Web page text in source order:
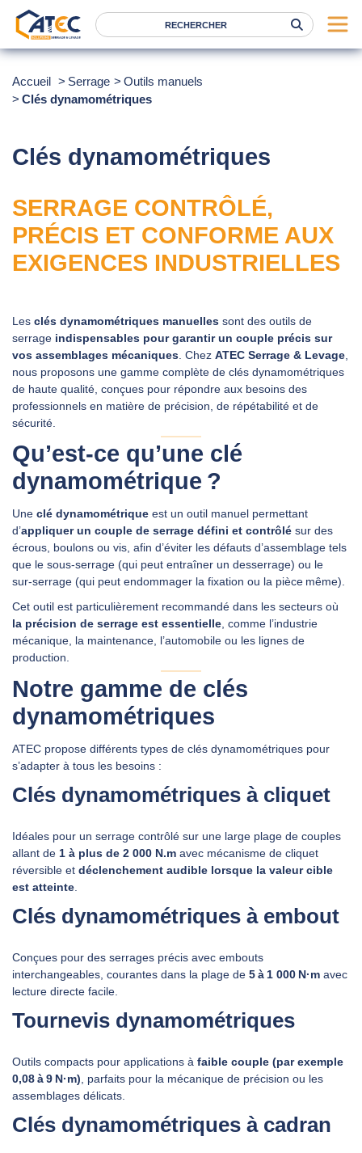
Marques
Nos agences
Atec
FAQ
RSE
DEMANDER UN DEVIS
Accueil Serrage
Outils manuels
Clés dynamométriques
Clés dynamométriques
SERRAGE CONTRÔLÉ,
PRÉCIS ET CONFORME AUX
EXIGENCES INDUSTRIELLES
Les clés dynamométriques manuelles sont des outils de
serrage indispensables pour garantir un couple précis sur
vos assemblages mécaniques . Chez ATEC Serrage & Levage
nous proposons une gamme complète de clés dynamométriques
de haute qualité, conçues pour répondre aux besoins des
professionnels en matière de précision, de répétabilité et de
sécurité.
Qu’est‑ce qu’une clé
dynamométrique ?
Une clé dynamométrique est un outil manuel permettant
d’appliquer un couple de serrage défini et contrôlé sur des
écrous, boulons ou vis, afin d’éviter les défauts d’assemblage tels
que le sous‑serrage (qui peut entraîner un desserrage) ou le
sur‑serrage (qui peut endommager la fixation ou la pièce même).
Cet outil est particulièrement recommandé dans les secteurs où
la précision de serrage est essentielle, comme l’industrie
mécanique, la maintenance, l’automobile ou les lignes de
production.
Notre gamme de clés
dynamométriques
ATEC propose différents types de clés dynamométriques pour
s’adapter à tous les besoins :
Clés dynamométriques à cliquet
Idéales pour un serrage contrôlé sur une large plage de couples
allant de 1 à plus de 2 000 N.m avec mécanisme de cliquet
réversible et déclenchement audible lorsque la valeur cible
est atteinte
Clés dynamométriques à embout
Conçues pour des serrages précis avec embouts
interchangeables, courantes dans la plage de 5 à 1 000 N·m avec
lecture directe facile.
Tournevis dynamométriques
Outils compacts pour applications à faible couple (par exemple
0,08 à 9 N·m) , parfaits pour la mécanique de précision ou les
assemblages délicats.
Clés dynamométriques à cadran